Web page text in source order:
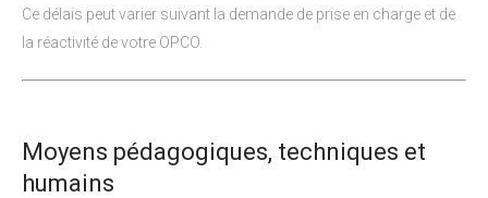
Ce délais peut varier suivant la demande de prise en charge et de
la réactivité de votre OPCO.
Moyens pédagogiques, techniques et
humains